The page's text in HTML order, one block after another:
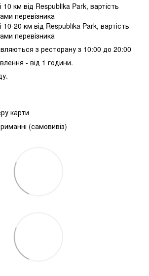
км від Respublika Park, вартість
перевізника
20 км від Respublika Park, вартість
перевізника
з ресторану з 10:00 до 20:00
- від 1 години.
карти
(самовивіз)